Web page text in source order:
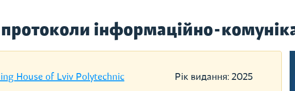
протоколи інформаційно-
House of Lviv Polytechnic
Рік видання: 2025